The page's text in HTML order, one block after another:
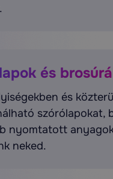
és
és
szórólapokat,
nyomtatott
neked.